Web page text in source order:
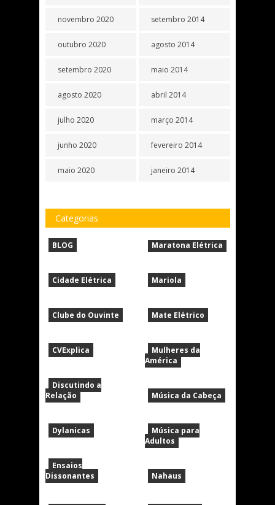
novembro 2020
outubro 2020
setembro 2020
agosto 2020
julho 2020
junho 2020
maio 2020
setembro 2014
agosto 2014
maio 2014
abril 2014
março 2014
fevereiro 2014
janeiro 2014
Categorias
BLOG
Cidade Elétrica
Clube do Ouvinte
CVExplica
Discutindo a
Relação
Dylanicas
Ensaios
Dissonantes
Maratona Elétrica
Mariola
Mate Elétrico
Mulheres da
América
Música da Cabeça
Música para
Adultos
Nahaus